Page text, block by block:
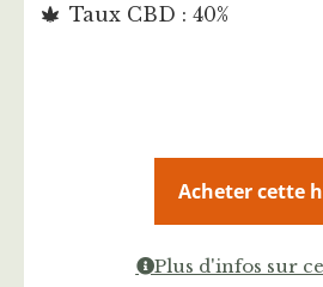
Taux CBD : 40%
Acheter cette
Plus d'infos sur